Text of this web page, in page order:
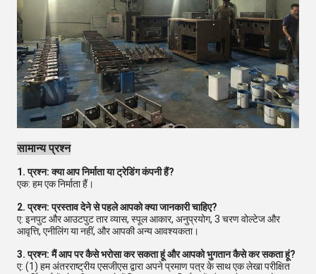
सामान्य प्रश्न
1. प्रश्न: क्या आप निर्माता या ट्रेडिंग कंपनी हैं?
एक: हम एक निर्माता हैं।
2. प्रश्न: प्रस्ताव देने से पहले आपको क्या जानकारी चाहिए?
ए: इनपुट और आउटपुट तार व्यास, स्पूल आकार, अनुप्रयोग, 3 चरण वोल्टेज और
आवृत्ति, एनीलिंग या नहीं, और आपकी अन्य आवश्यकता।
3. प्रश्न: मैं आप पर कैसे भरोसा कर सकता हूं और आपको भुगतान कैसे कर सकता हूं?
ए: (1) हम अंतरराष्ट्रीय एसजीएस द्वारा अपने प्रमाण पत्र के साथ एक लेखा परीक्षित